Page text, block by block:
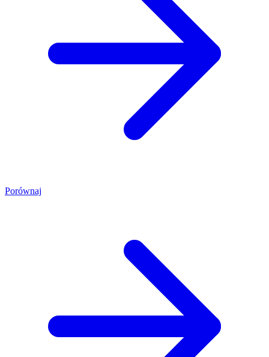
Porównaj